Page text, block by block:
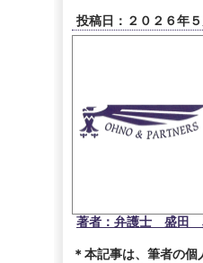
投稿日：２０２６年
著者：弁護士 盛田
＊本記事は、筆者の